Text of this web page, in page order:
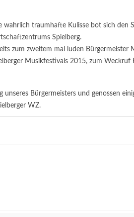
wahrlich traumhafte Kulisse bot sich den
Spielberg.
zum zweitem mal luden Bürgermeister
Musikfestivals 2015, zum Weckruf
unseres Bürgermeisters und genossen
WZ.